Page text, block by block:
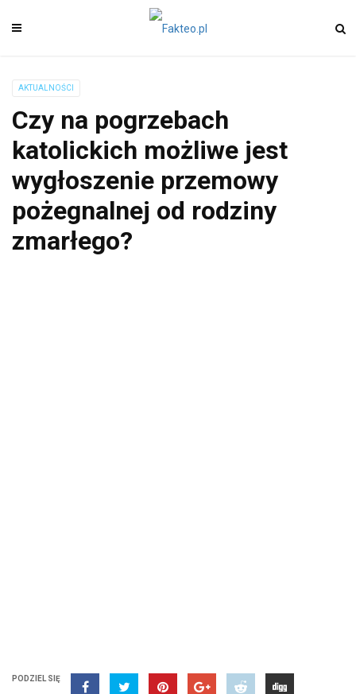
AKTUALNOŚCI
Czy na pogrzebach
katolickich możliwe jest
wygłoszenie przemowy
pożegnalnej od rodziny
zmarłego?
PODZIEL SIĘ